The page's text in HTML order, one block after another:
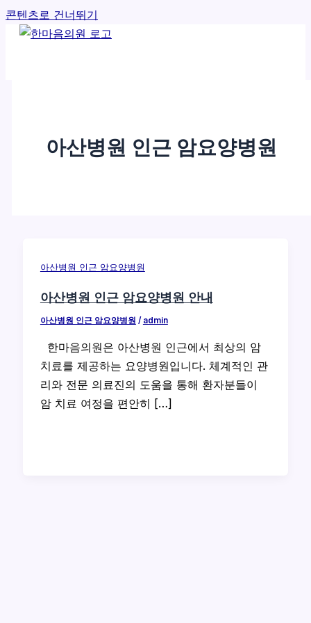
콘텐츠로 건너뛰기
아산병원 인근 암요양병원
아산병원 인근 암요양병원
아산병원 인근 암요양병원 안내
아산병원 인근 암요양병원 / admin
한마음의원은 아산병원 인근에서 최상의 암
치료를 제공하는 요양병원입니다. 체계적인 관
리와 전문 의료진의 도움을 통해 환자분들이
암 치료 여정을 편안히 […]